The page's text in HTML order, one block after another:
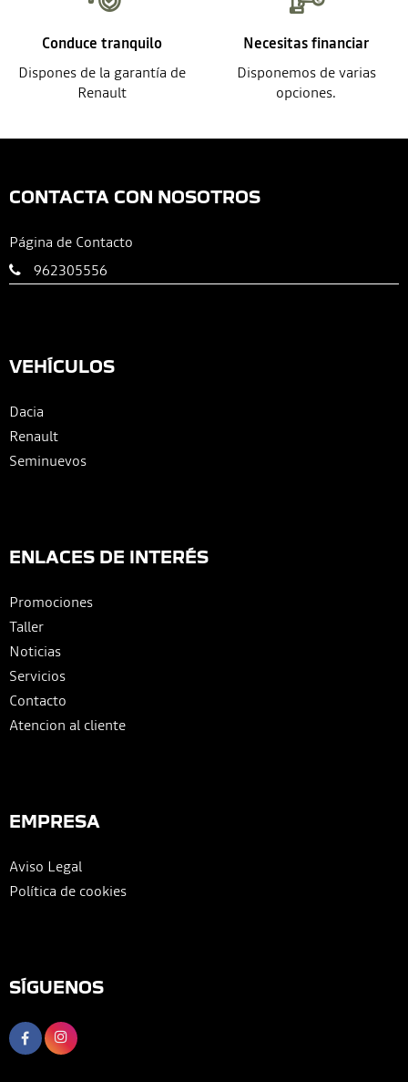
Conduce tranquilo
Dispones de la garantía de
Renault
Necesitas financiar
Disponemos de varias
opciones.
CONTACTA CON NOSOTROS
Página de Contacto
962305556
VEHÍCULOS
Dacia
Renault
Seminuevos
ENLACES DE INTERÉS
Promociones
Taller
Noticias
Servicios
Contacto
Atencion al cliente
EMPRESA
Aviso Legal
Política de cookies
SÍGUENOS